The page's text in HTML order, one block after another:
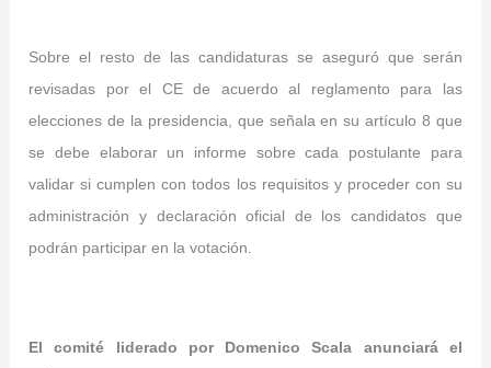
Sobre el resto de las candidaturas se aseguró que serán
revisadas por el CE de acuerdo al reglamento para las
elecciones de la presidencia, que señala en su artículo 8 que
se debe elaborar un informe sobre cada postulante para
validar si cumplen con todos los requisitos y proceder con su
administración y declaración oficial de los candidatos que
podrán participar en la votación.
El comité liderado por Domenico Scala anunciará el